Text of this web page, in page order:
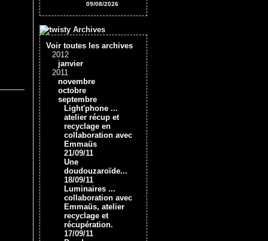
09/08/2026
Archives
Voir toutes les archives
2012
janvier
2011
novembre
octobre
septembre
Light'phone ...
atelier récup et
recyclage en
collaboration avec
Emmaüs
21/09/11
Une
doudouzaroïde...
18/09/11
Luminaires ...
collaboration avec
Emmaüs, atelier
recyclage et
récupération.
17/09/11